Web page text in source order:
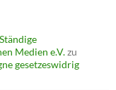
Medien e.V.zu
gesetzeswidrig